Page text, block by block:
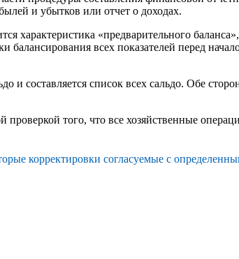
и убытков или отчет о доходах.
характеристика «предварительного
балансирования всех показателей перед
и составляется список всех сальдо. Обе
проверкой того, что все хозяйственные
корректировки согласуемые с